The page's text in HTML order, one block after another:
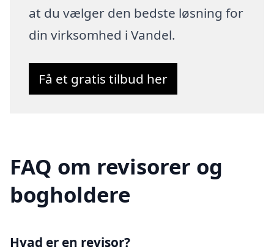
at du vælger den bedste løsning for
din virksomhed i Vandel.
Få et gratis tilbud her
FAQ om revisorer og
bogholdere
Hvad er en revisor?